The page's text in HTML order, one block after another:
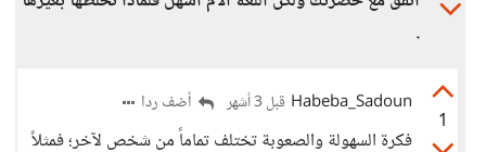
.
1
Habeba_Sadoun قبل 3 أشهر أضف ردا
فكرة السهولة والصعوبة تختلف تماماً من شخص لآخر؛ فمثلاً